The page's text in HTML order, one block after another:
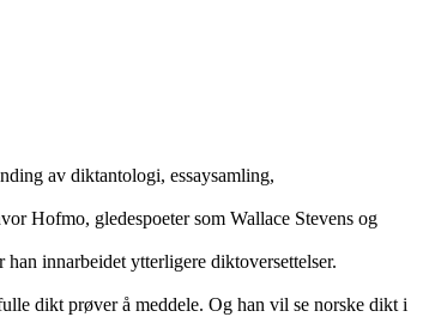
av diktantologi, essaysamling,
Hofmo, gledespoeter som Wallace Stevens og
innarbeidet ytterligere diktoversettelser.
dikt prøver å meddele. Og han vil se norske dikt i